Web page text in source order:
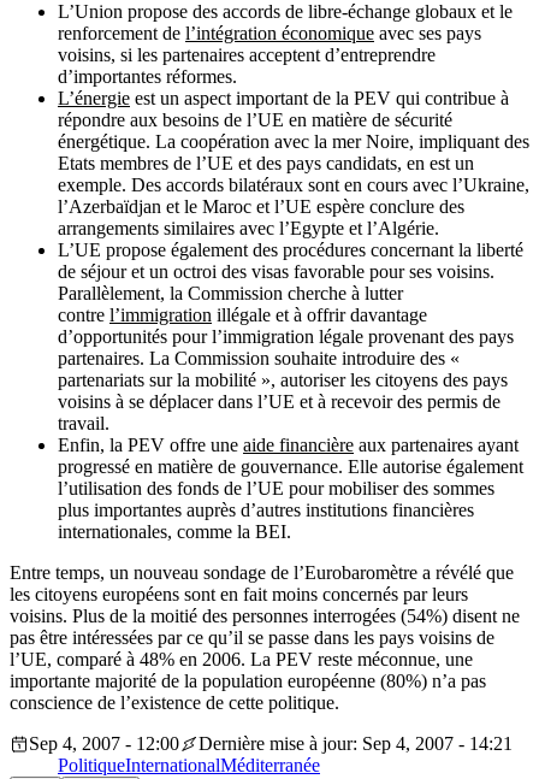
L’Union propose des accords de libre-échange globaux et le
renforcement de l’intégration économique avec ses pays
voisins, si les partenaires acceptent d’entreprendre
d’importantes réformes.
L’énergie est un aspect important de la PEV qui contribue à
répondre aux besoins de l’UE en matière de sécurité
énergétique. La coopération avec la mer Noire, impliquant des
Etats membres de l’UE et des pays candidats, en est un
exemple. Des accords bilatéraux sont en cours avec l’Ukraine,
l’Azerbaïdjan et le Maroc et l’UE espère conclure des
arrangements similaires avec l’Egypte et l’Algérie.
L’UE propose également des procédures concernant la liberté
de séjour et un octroi des visas favorable pour ses voisins.
Parallèlement, la Commission cherche à lutter
contre l’immigration illégale et à offrir davantage
d’opportunités pour l’immigration légale provenant des pays
partenaires. La Commission souhaite introduire des «
partenariats sur la mobilité », autoriser les citoyens des pays
voisins à se déplacer dans l’UE et à recevoir des permis de
travail.
Enfin, la PEV offre une aide financière aux partenaires ayant
progressé en matière de gouvernance. Elle autorise également
l’utilisation des fonds de l’UE pour mobiliser des sommes
plus importantes auprès d’autres institutions financières
internationales, comme la BEI.
Entre temps, un nouveau sondage de l’Eurobaromètre a révélé que
les citoyens européens sont en fait moins concernés par leurs
voisins. Plus de la moitié des personnes interrogées (54%) disent ne
pas être intéressées par ce qu’il se passe dans les pays voisins de
l’UE, comparé à 48% en 2006. La PEV reste méconnue, une
importante majorité de la population européenne (80%) n’a pas
conscience de l’existence de cette politique.
Sep 4, 2007 - 12:00
Dernière mise à jour: Sep 4, 2007 - 14:21
PolitiqueInternationalMéditerranée